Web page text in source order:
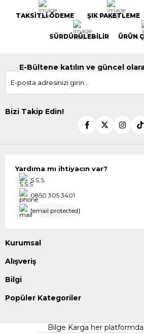
TAKSİTLİ ÖDEME ŞIK PAKETLEME
SÜRDÜRÜLEBİLİR ÜRÜN
E-Bültene katılın ve güncel
Bizi Takip Edin!
Yardıma mı ihtiyacın var?
S.S.S.
0850 305 3401
[email protected]
Kurumsal
Alışveriş
Bilgi
Popüler Kategoriler
Bilge Karga her platformda